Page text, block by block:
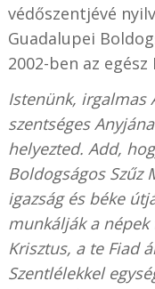
védőszentjévé
Guadalupei
2002-ben az
Istenünk, irgalmas
szentséges
helyezted. Add,
Boldogságos Szűz
igazság és béke
munkálják a népek
Krisztus, a te Fiad
Szentlélekkel